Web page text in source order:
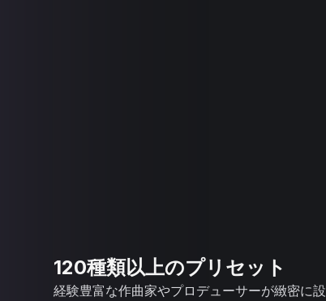
120種類以上のプリセット
経験豊富な作曲家やプロデューサーが緻密に設